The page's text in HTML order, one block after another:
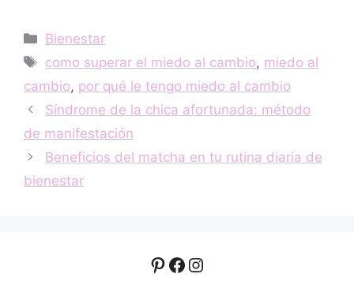
Categorías
Bienestar
Etiquetas
como superar el miedo al cambio, miedo al
cambio, por qué le tengo miedo al cambio
Síndrome de la chica afortunada: método
de manifestación
Beneficios del matcha en tu rutina diaria de
bienestar
Pinterest
Facebook
Instagram